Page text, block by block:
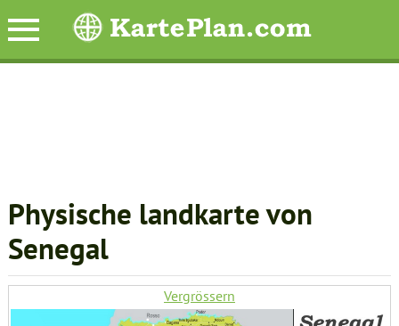
Physische landkarte von
Senegal
Vergrössern